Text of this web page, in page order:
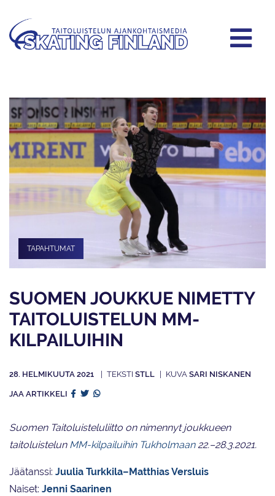
TAPAHTUMAT
SUOMEN JOUKKUE NIMETTY
TAITOLUISTELUN MM-
KILPAILUIHIN
28. HELMIKUUTA 2021 STLL SARI NISKANEN
JAA ARTIKKELI
Suomen Taitoluisteluliitto on nimennyt joukkueen
taitoluistelun MM-kilpailuihin Tukholmaan22.–28.3.2021.
Jäätanssi: Juulia Turkkila–Matthias Versluis
Naiset: Jenni Saarinen